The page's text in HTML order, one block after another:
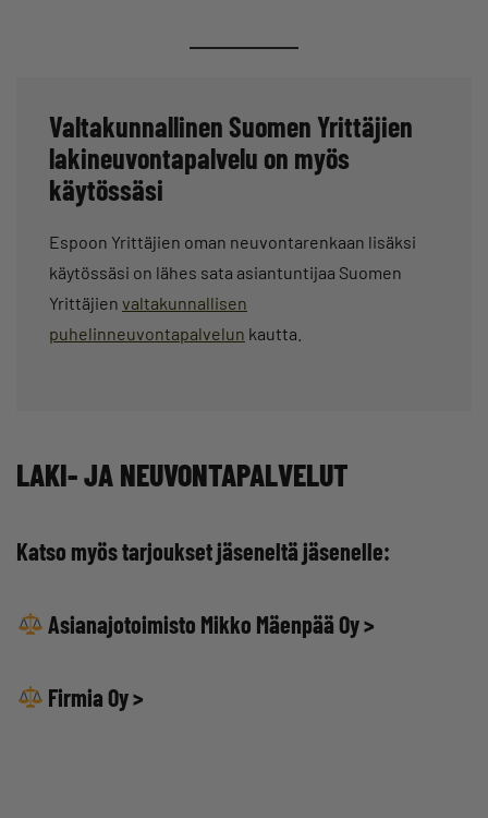
Valtakunnallinen Suomen Yrittäjien
lakineuvontapalvelu on myös
käytössäsi
Espoon Yrittäjien oman neuvontarenkaan lisäksi
käytössäsi on lähes sata asiantuntijaa Suomen
Yrittäjien valtakunnallisen
puhelinneuvontapalvelun kautta.
LAKI- JA NEUVONTAPALVELUT
Katso myös tarjoukset jäseneltä jäsenelle:
Asianajotoimisto Mikko Mäenpää Oy>
Firmia Oy>